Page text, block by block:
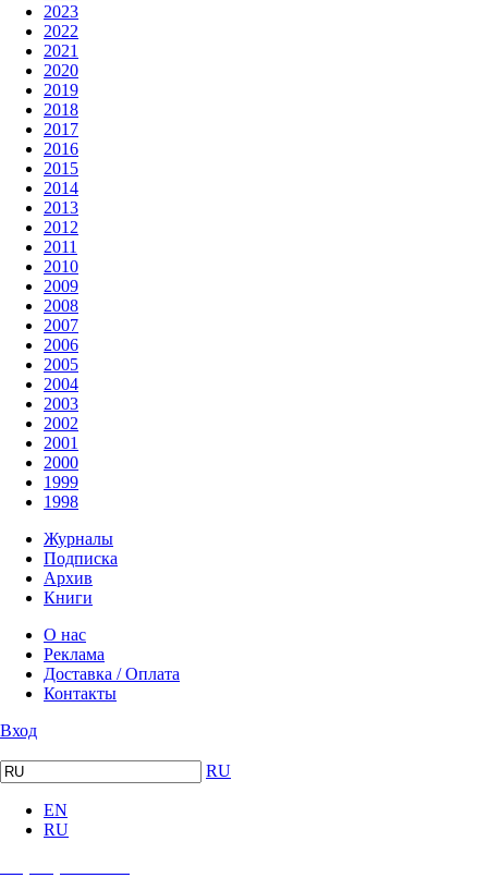
2023
2022
2021
2020
2019
2018
2017
2016
2015
2014
2013
2012
2011
2010
2009
2008
2007
2006
2005
2004
2003
2002
2001
2000
1999
1998
Журналы
Подписка
Архив
Книги
О нас
Реклама
Доставка / Оплата
Контакты
Вход
RU
EN
RU